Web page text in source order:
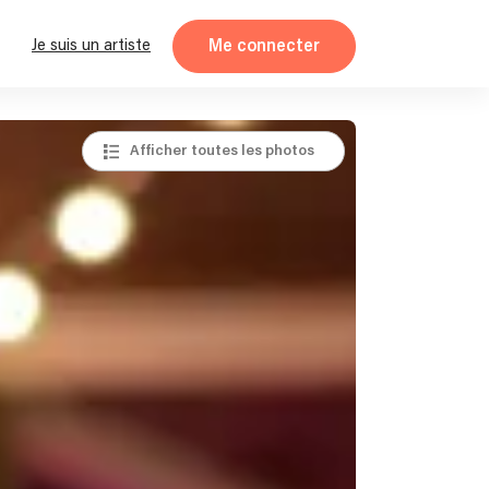
Je suis un artiste Me connecter
Afficher toutes les photos